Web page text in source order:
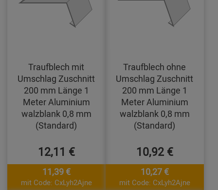
Traufblech mit
Umschlag Zuschnitt
200 mm Länge 1
Meter Aluminium
walzblank 0,8 mm
(Standard)
12,11 €
11,39 €
mit Code: CxLyh2Ajne
Traufblech ohne
Umschlag Zuschnitt
200 mm Länge 1
Meter Aluminium
walzblank 0,8 mm
(Standard)
10,92 €
10,27 €
mit Code: CxLyh2Ajne